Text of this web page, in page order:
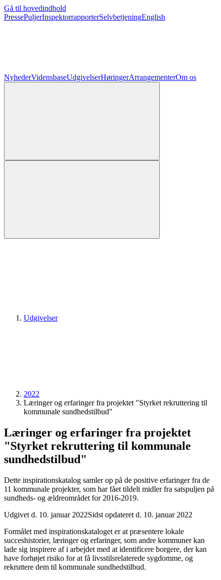
Gå til hovedindhold
PressePuljerInspektorrapporterSelvbetjeningEnglish
NyhederVidensbaseUdgivelserHøringerArrangementerOm os
Udgivelser
2022
Læringer og erfaringer fra projektet "Styrket rekruttering til
kommunale sundhedstilbud"
Læringer og erfaringer fra projektet
"Styrket rekruttering til kommunale
sundhedstilbud"
Dette inspirationskatalog samler op på de positive erfaringer fra de
11 kommunale projekter, som har fået tildelt midler fra satspuljen på
sundheds- og ældreområdet for 2016-2019.
Udgivet d. 10. januar 2022Sidst opdateret d. 10. januar 2022
Formålet med inspirationskataloget er at præsentere lokale
succeshistorier, læringer og erfaringer, som andre kommuner kan
lade sig inspirere af i arbejdet med at identificere borgere, der kan
have forhøjet risiko for at få livsstilsrelaterede sygdomme, og
rekruttere dem til kommunale sundhedstilbud.